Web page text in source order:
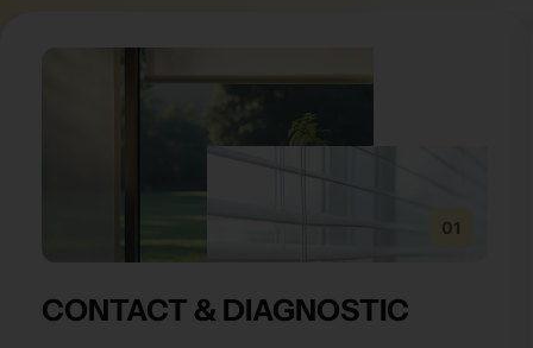
01
CONTACT & DIAGNOSTIC